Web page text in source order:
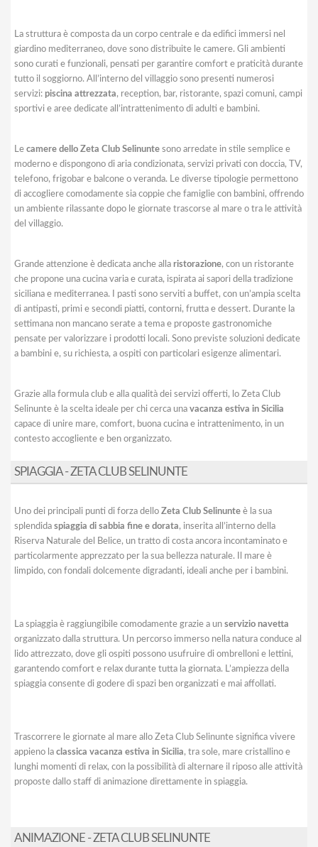
La struttura è composta da un corpo centrale e da edifici immersi nel
giardino mediterraneo, dove sono distribuite le camere. Gli ambienti
sono curati e funzionali, pensati per garantire comfort e praticità durante
tutto il soggiorno. All’interno del villaggio sono presenti numerosi
servizi: piscina attrezzata, reception, bar, ristorante, spazi comuni, campi
sportivi e aree dedicate all’intrattenimento di adulti e bambini.
Le camere dello Zeta Club Selinunte sono arredate in stile semplice e
moderno e dispongono di aria condizionata, servizi privati con doccia, TV,
telefono, frigobar e balcone o veranda. Le diverse tipologie permettono
di accogliere comodamente sia coppie che famiglie con bambini, offrendo
un ambiente rilassante dopo le giornate trascorse al mare o tra le attività
del villaggio.
Grande attenzione è dedicata anche alla ristorazione, con un ristorante
che propone una cucina varia e curata, ispirata ai sapori della tradizione
siciliana e mediterranea. I pasti sono serviti a buffet, con un’ampia scelta
di antipasti, primi e secondi piatti, contorni, frutta e dessert. Durante la
settimana non mancano serate a tema e proposte gastronomiche
pensate per valorizzare i prodotti locali. Sono previste soluzioni dedicate
a bambini e, su richiesta, a ospiti con particolari esigenze alimentari.
Grazie alla formula club e alla qualità dei servizi offerti, lo Zeta Club
Selinunte è la scelta ideale per chi cerca una vacanza estiva in Sicilia
capace di unire mare, comfort, buona cucina e intrattenimento, in un
contesto accogliente e ben organizzato.
SPIAGGIA - ZETA CLUB SELINUNTE
Uno dei principali punti di forza dello Zeta Club Selinunte è la sua
splendida spiaggia di sabbia fine e dorata, inserita all’interno della
Riserva Naturale del Belice, un tratto di costa ancora incontaminato e
particolarmente apprezzato per la sua bellezza naturale. Il mare è
limpido, con fondali dolcemente digradanti, ideali anche per i bambini.
La spiaggia è raggiungibile comodamente grazie a un servizio navetta
organizzato dalla struttura. Un percorso immerso nella natura conduce al
lido attrezzato, dove gli ospiti possono usufruire di ombrelloni e lettini,
garantendo comfort e relax durante tutta la giornata. L’ampiezza della
spiaggia consente di godere di spazi ben organizzati e mai affollati.
Trascorrere le giornate al mare allo Zeta Club Selinunte significa vivere
appieno la classica vacanza estiva in Sicilia, tra sole, mare cristallino e
lunghi momenti di relax, con la possibilità di alternare il riposo alle attività
proposte dallo staff di animazione direttamente in spiaggia.
ANIMAZIONE - ZETA CLUB SELINUNTE